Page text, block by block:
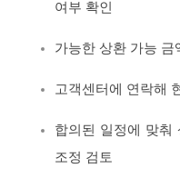
여부 확인
가능한 상환 가능
고객센터에 연락해
합의된 일정에 맞춰
조정 검토